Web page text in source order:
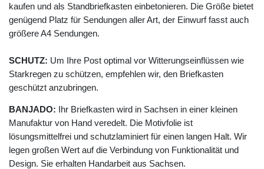
kaufen und als Standbriefkasten einbetonieren. Die Größe bietet
genügend Platz für Sendungen aller Art, der Einwurf fasst auch
größere A4 Sendungen.
SCHUTZ: Um Ihre Post optimal vor Witterungseinflüssen wie
Starkregen zu schützen, empfehlen wir, den Briefkasten
geschützt anzubringen.
BANJADO: Ihr Briefkasten wird in Sachsen in einer kleinen
Manufaktur von Hand veredelt. Die Motivfolie ist
lösungsmittelfrei und schutzlaminiert für einen langen Halt. Wir
legen großen Wert auf die Verbindung von Funktionalität und
Design. Sie erhalten Handarbeit aus Sachsen.